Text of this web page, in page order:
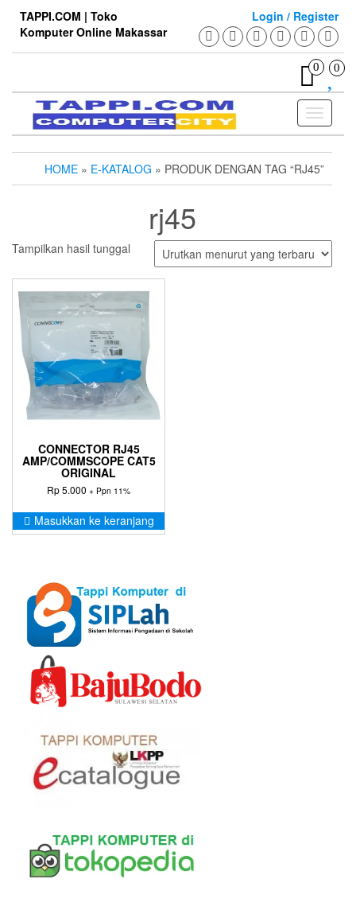
content
TAPPI.COM | Toko
Komputer Online Makassar
Login / Register
0 0
Toggle
HOME » E-KATALOG » PRODUK DENGAN TAG “RJ45”
rj45
Tampilkan hasil tunggal
CONNECTOR RJ45
AMP/COMMSCOPE CAT5
ORIGINAL
Rp5.000 + Ppn 11%
Masukkan ke keranjang